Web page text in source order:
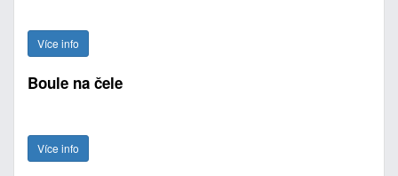
Více info
Boule na čele
Více info